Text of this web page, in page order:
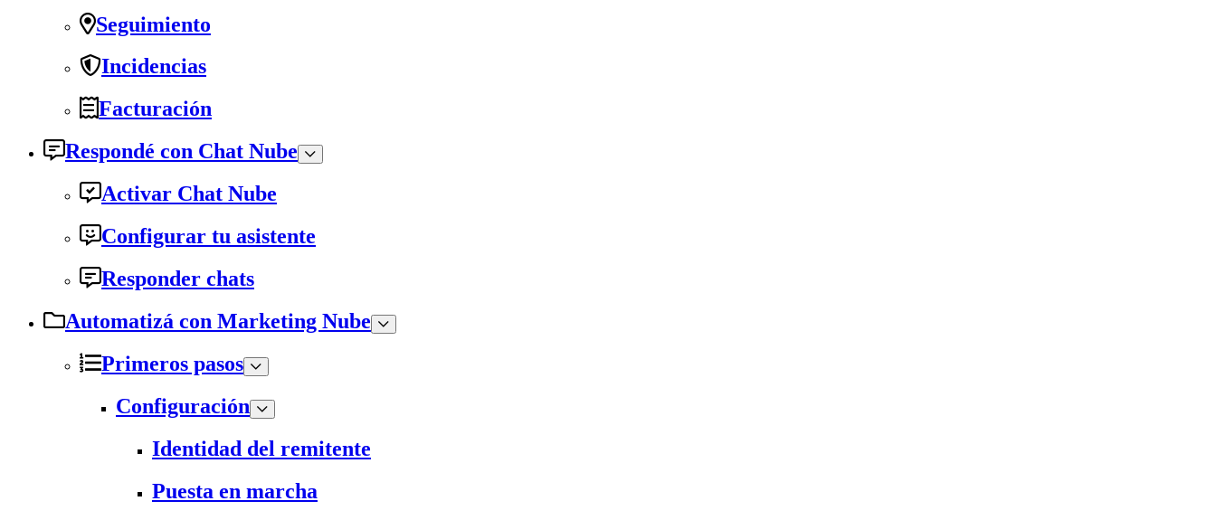
Seguimiento
Incidencias
Facturación
Respondé con Chat Nube
Activar Chat Nube
Configurar tu asistente
Responder chats
Automatizá con Marketing Nube
Primeros pasos
Configuración
Identidad del remitente
Puesta en marcha